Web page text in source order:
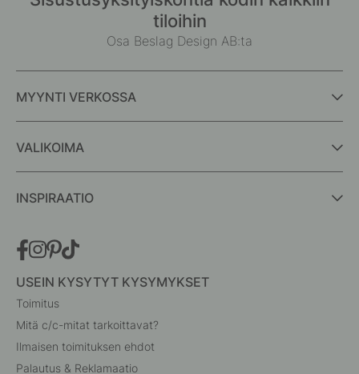
tiloihin
Osa Beslag Design AB:ta
MYYNTI VERKOSSA
VALIKOIMA
INSPIRAATIO
USEIN KYSYTYT KYSYMYKSET
Toimitus
Mitä c/c-mitat tarkoittavat?
Ilmaisen toimituksen ehdot
Palautus & Reklamaatio